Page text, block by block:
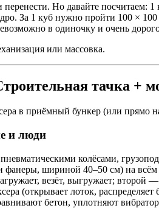
перенести. Но давайте посчитаем:
За 1 куб нужно пройти 100 × 100
в одиночку и очень
или массовка.
тачка +
в приёмный бункер (или прямо
и люди
колёсами,
шириной 40–50 см) на всём
везёт, выгружает; второй
(открывает лоток, распределяет
бетон, уплотняют